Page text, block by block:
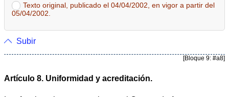
Texto original, publicado el 04/04/2002, en vigor a partir del
05/04/2002.
Subir
[Bloque 9: #a8]
Artículo 8. Uniformidad y acreditación.